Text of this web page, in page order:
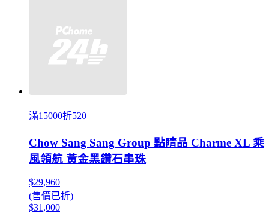
滿15000折520
Chow Sang Sang Group 點睛品 Charme XL 乘
風領航 黃金黑鑽石串珠
$29,960
(售價已折)
$31,000